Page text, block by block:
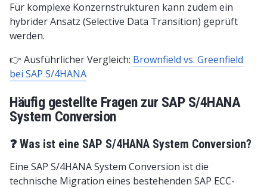
Für komplexe Konzernstrukturen kann zudem ein
hybrider Ansatz (Selective Data Transition) geprüft
werden.
👉 Ausführlicher Vergleich: Brownfield vs. Greenfield
bei SAP S/4HANA
Häufig gestellte Fragen zur SAP S/4HANA
System Conversion
❓ Was ist eine SAP S/4HANA System Conversion?
Eine SAP S/4HANA System Conversion ist die
technische Migration eines bestehenden SAP ECC-